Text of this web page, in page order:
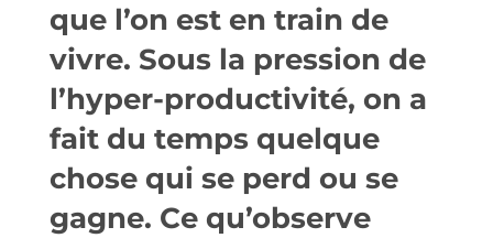
que l’on est en train de
vivre. Sous la pression de
l’hyper-productivité, on a
fait du temps quelque
chose qui se perd ou se
gagne. Ce qu’observe